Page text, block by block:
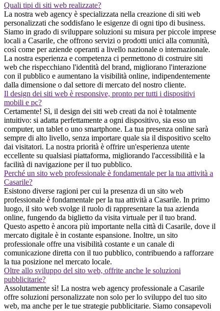
Quali tipi di siti web realizzate?
La nostra web agency è specializzata nella creazione di siti web
personalizzati che soddisfano le esigenze di ogni tipo di business.
Siamo in grado di sviluppare soluzioni su misura per piccole imprese
locali a Casarile, che offrono servizi o prodotti unici alla comunità,
così come per aziende operanti a livello nazionale o internazionale.
La nostra esperienza e competenza ci permettono di costruire siti
web che rispecchiano l'identità del brand, migliorano l'interazione
con il pubblico e aumentano la visibilità online, indipendentemente
dalla dimensione o dal settore di mercato del nostro cliente.
Il design dei siti web è responsive, pronto per tutti i dispositivi
mobili e pc?
Certamente! Sì, il design dei siti web creati da noi è totalmente
intuitivo: si adatta perfettamente a ogni dispositivo, sia esso un
computer, un tablet o uno smartphone. La tua presenza online sarà
sempre di alto livello, senza importare quale sia il dispositivo scelto
dai visitatori. La nostra priorità è offrire un'esperienza utente
eccellente su qualsiasi piattaforma, migliorando l'accessibilità e la
facilità di navigazione per il tuo pubblico.
Perché un sito web professionale è fondamentale per la tua attività a
Casarile?
Esistono diverse ragioni per cui la presenza di un sito web
professionale è fondamentale per la tua attività a Casarile. In primo
luogo, il sito web svolge il ruolo di rappresentare la tua azienda
online, fungendo da biglietto da visita virtuale per il tuo brand.
Questo aspetto è ancora più importante nella città di Casarile, dove il
mercato digitale è in costante espansione. Inoltre, un sito
professionale offre una visibilità costante e un canale di
comunicazione diretta con il tuo pubblico, contribuendo a rafforzare
la tua posizione nel mercato locale.
Oltre allo sviluppo del sito web, offrite anche le soluzioni
pubblicitarie?
Assolutamente sì! La nostra web agency professionale a Casarile
offre soluzioni personalizzate non solo per lo sviluppo del tuo sito
web, ma anche per le tue strategie pubblicitarie. Siamo consapevoli